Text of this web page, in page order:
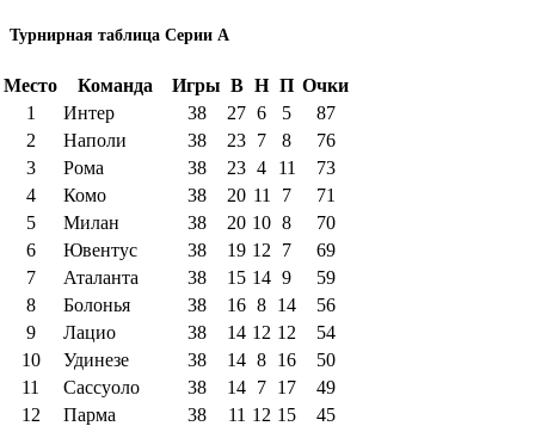
Турнирная таблица Серии А
Место Команда Игры В Н П Очки
1
Интер 38 27 6 5
87
2
Наполи 38 23 7 8
76
3
Рома 38 23 4 11
73
4
Комо 38 20 11 7
71
5
Милан 38 20 10 8
70
6
Ювентус 38 19 12 7
69
7
Аталанта 38 15 14 9
59
8
Болонья 38 16 8 14
56
9
Лацио 38 14 12 12
54
10
Удинезе 38 14 8 16
50
11
Сассуоло 38 14 7 17
49
12
Парма 38 11 12 15
45